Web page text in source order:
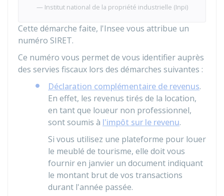
Institut national de la propriété industrielle (Inpi)
Cette démarche faite, l'Insee vous attribue un
numéro SIRET.
Ce numéro vous permet de vous identifier auprès
des servies fiscaux lors des démarches suivantes :
Déclaration complémentaire de revenus.
En effet, les revenus tirés de la location,
en tant que loueur non professionnel,
sont soumis à l'impôt sur le revenu.
Si vous utilisez une plateforme pour louer
le meublé de tourisme, elle doit vous
fournir en janvier un document indiquant
le montant brut de vos transactions
durant l'année passée.